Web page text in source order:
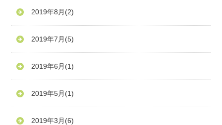
2019年8月 (2)
2019年7月 (5)
2019年6月 (1)
2019年5月 (1)
2019年3月 (6)